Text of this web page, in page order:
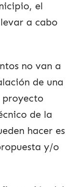
el
a cabo
no van a
de una
proyecto
de la
hacer es
y/o